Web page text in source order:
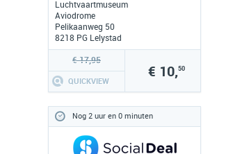
Luchtvaartmuseum
Aviodrome
Pelikaanweg 50
8218 PG Lelystad
www.aviodrome.nl
€ 17,95
QUICKVIEW
€ 10,50
Nog 2 uur en 0 minuten